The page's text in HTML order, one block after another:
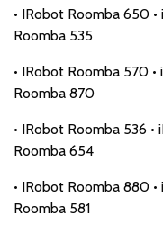
• IRobot Roomba 650
Roomba 535
• IRobot Roomba 570
Roomba 870
• IRobot Roomba 536
Roomba 654
• IRobot Roomba 880
Roomba 581